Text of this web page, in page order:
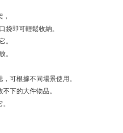
袋即可輕鬆收納。
。
。
可根據不同場景使用。
下的大件物品。